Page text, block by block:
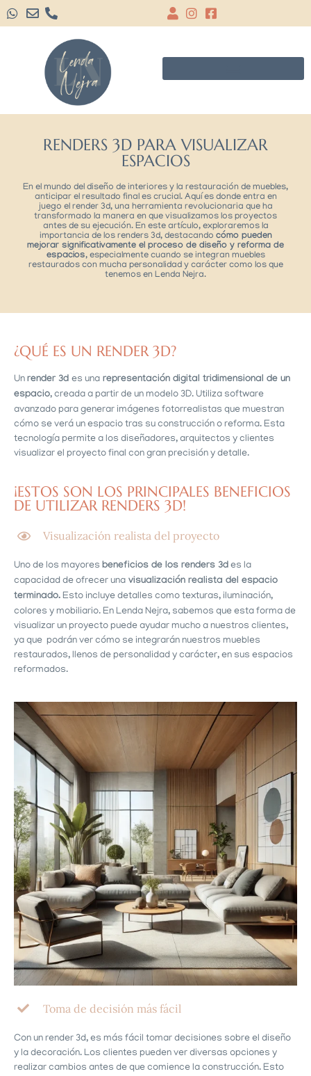
RENDERS 3D PARA VISUALIZAR
ESPACIOS
En el mundo del diseño de interiores y la restauración de muebles,
anticipar el resultado final es crucial. Aquí es donde entra en
juego el render 3d, una herramienta revolucionaria que ha
transformado la manera en que visualizamos los proyectos
antes de su ejecución. En este artículo, exploraremos la
importancia de los renders 3d, destacando cómo pueden
mejorar significativamente el proceso de diseño y reforma de
espacios,especialmente cuando se integran muebles
restaurados con mucha personalidad y carácter como los que
tenemos en Lenda Nejra.
¿QUÉ ES UN RENDER 3D?
Un render 3d es una representación digital tridimensional de un
espacio, creada a partir de un modelo 3D. Utiliza software
avanzado para generar imágenes fotorrealistas que muestran
cómo se verá un espacio tras su construcción o reforma. Esta
tecnología permite a los diseñadores, arquitectos y clientes
visualizar el proyecto final con gran precisión y detalle.
¡ESTOS SON LOS PRINCIPALES BENEFICIOS
DE UTILIZAR RENDERS 3D!
Visualización realista del proyecto
Uno de los mayores beneficios de los renders 3d es la
capacidad de ofrecer una visualización realista del espacio
terminado. Esto incluye detalles como texturas, iluminación,
colores y mobiliario. En Lenda Nejra, sabemos que esta forma de
visualizar un proyecto puede ayudar mucho a nuestros clientes,
ya que podrán ver cómo se integrarán nuestros muebles
restaurados, llenos de personalidad y carácter, en sus espacios
reformados.
Toma de decisión más fácil
Con un render 3d, es más fácil tomar decisiones sobre el diseño
y la decoración. Los clientes pueden ver diversas opciones y
realizar cambios antes de que comience la construcción. Esto